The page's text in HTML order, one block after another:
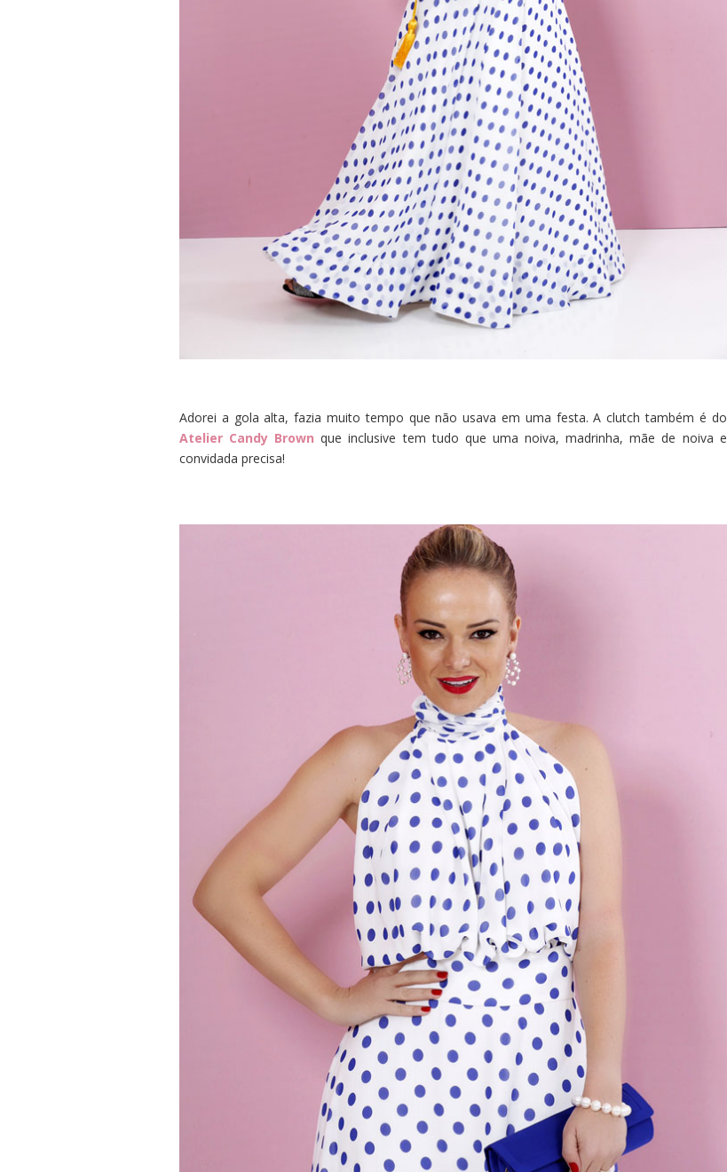
Adorei a gola alta, fazia muito tempo que não usava em uma festa. A clutch também é do
Atelier Candy Brown que inclusive tem tudo que uma noiva, madrinha, mãe de noiva e
convidada precisa!